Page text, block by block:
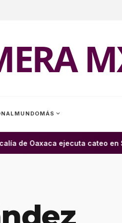
MUNDOMÁS expand_more
de Oaxaca ejecuta cateo en